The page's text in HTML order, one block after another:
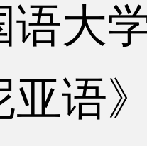
大
亚语